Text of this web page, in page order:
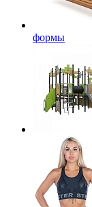
формы